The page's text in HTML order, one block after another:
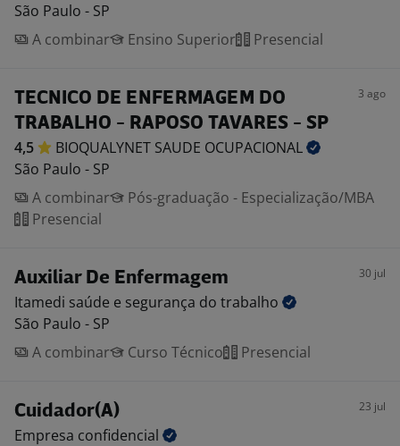
São Paulo - SP
A combinar
Ensino Superior Presencial
TECNICO DE ENFERMAGEM DO
TRABALHO - RAPOSO TAVARES - SP
3 ago
4,5 BIOQUALYNET SAUDE OCUPACIONAL
São Paulo - SP
A combinar
Pós-graduação - Especialização/MBA
Presencial
Auxiliar De Enfermagem 30 jul
Itamedi saúde e segurança do trabalho
São Paulo - SP
A combinar
Curso Técnico Presencial
Cuidador(A) 23 jul
Empresa confidencial